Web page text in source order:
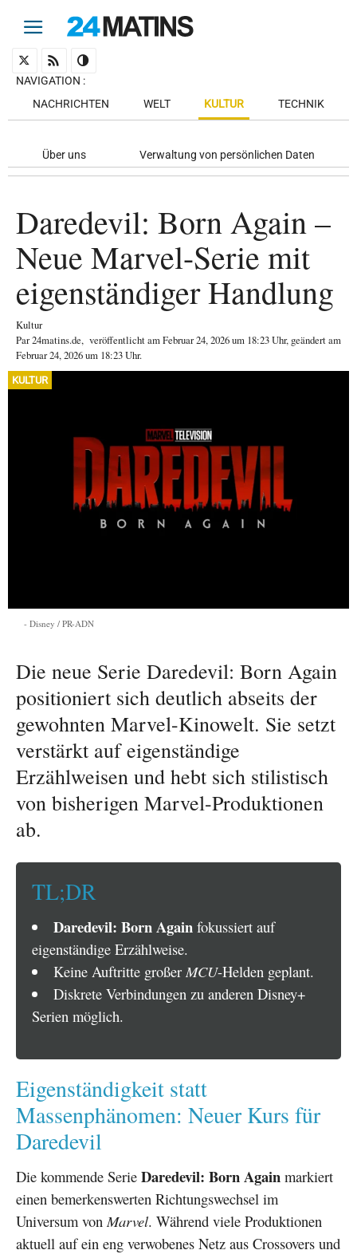
NAVIGATION :
NACHRICHTEN
WELT KULTUR TECHNIK
Über uns Verwaltung von persönlichen Daten
Daredevil: Born Again –
Neue Marvel-Serie mit
eigenständiger Handlung
Kultur
Par24matins.de, veröffentlicht amFebruar 24, 2026um 18:23 Uhr, geändert am
Februar 24, 2026 um 18:23 Uhr.
KULTUR
Disney / PR-ADN
Die neue Serie Daredevil: Born Again
positioniert sich deutlich abseits der
gewohnten Marvel-Kinowelt. Sie setzt
verstärkt auf eigenständige
Erzählweisen und hebt sich stilistisch
von bisherigen Marvel-Produktionen
ab.
TL;DR
Daredevil: Born Again fokussiert auf
eigenständige Erzählweise.
Keine Auftritte großer MCU-Helden geplant.
Diskrete Verbindungen zu anderen Disney+
Serien möglich.
Eigenständigkeit statt
Massenphänomen: Neuer Kurs für
Daredevil
Die kommende Serie Daredevil: Born Again markiert
einen bemerkenswerten Richtungswechsel im
Universum von Marvel. Während viele Produktionen
aktuell auf ein eng verwobenes Netz aus Crossovers und